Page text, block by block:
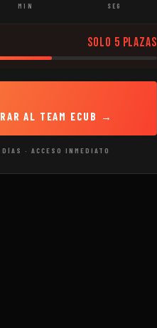
MIN SEG
SOLO 5 PLAZAS
AL TEAM ECUB →
· ACCESO INMEDIATO